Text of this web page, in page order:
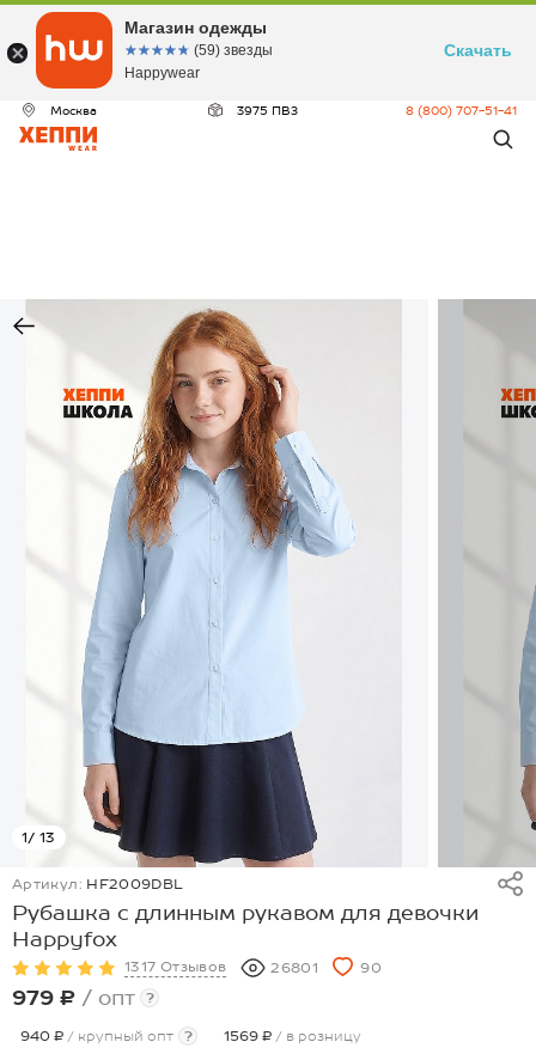
Москва 3975 ПВЗ 8 (800) 707-51-41
1/ 13
Артикул: HF2009DBL
Рубашка с длинным рукавом для девочки
Happyfox
1317 Отзывов 26801 90
979 ₽ / опт ?
940 ₽ / крупный опт ? 1569 ₽ / в розницу
Магазин одежды
☆☆☆☆☆
★★★★★ (59) звезды
Happywear
Скачать